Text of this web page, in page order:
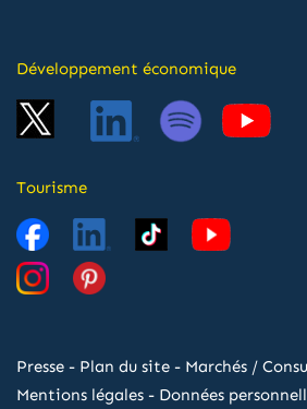
Développement économique
Tourisme
Presse - Plan du site - Marchés /
Mentions légales - Données